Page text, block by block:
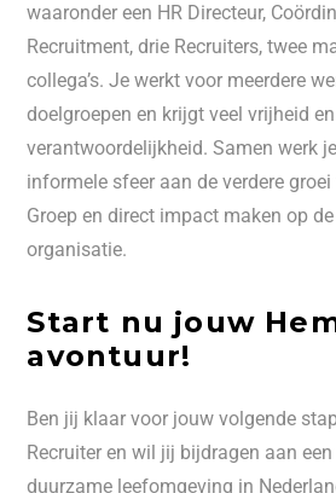
waaronder een HR Directeur,
Recruitment, drie Recruiters, twee
collega’s. Je werkt voor meerdere
doelgroepen en krijgt veel vrijheid en
verantwoordelijkheid. Samen werk
informele sfeer aan de verdere
Groep en direct impact maken op
organisatie.
Start nu jouw
avontuur!
Ben jij klaar voor jouw volgende
Recruiter en wil jij bijdragen aan
duurzame leefomgeving in